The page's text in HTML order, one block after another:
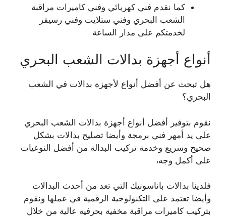
كما نقدم فني كهربائي وفني كاميرات مراقبة
الشعب البحري وفني ستلايت وفني رسيفر
لخدمتكم على مدار الساعة
أنواع أجهزة بدالات الشعب البحري
هل تبحث عن أفضل أنواع لأجهزة بدالات في الشعب
البحري؟
نقوم بتوفير أفضل أنواع أجهزة بدالات الشعب البحري
على يد أمهر فني برمجة وأيضا تصليح بدالات بشكل
صحيح وسريع وخدمة تركيب البدالة من أفضل النوعيات
على أكمل وجه،
فلدينا بدالات باناسونيك التي تعد من أحدث البدالات
وأيضا تعتمد على التكنولوجية الرقمية في عملها ونقوم
بتركيب كاميرات مراقبة مخفية بحرفية عالية من خلال